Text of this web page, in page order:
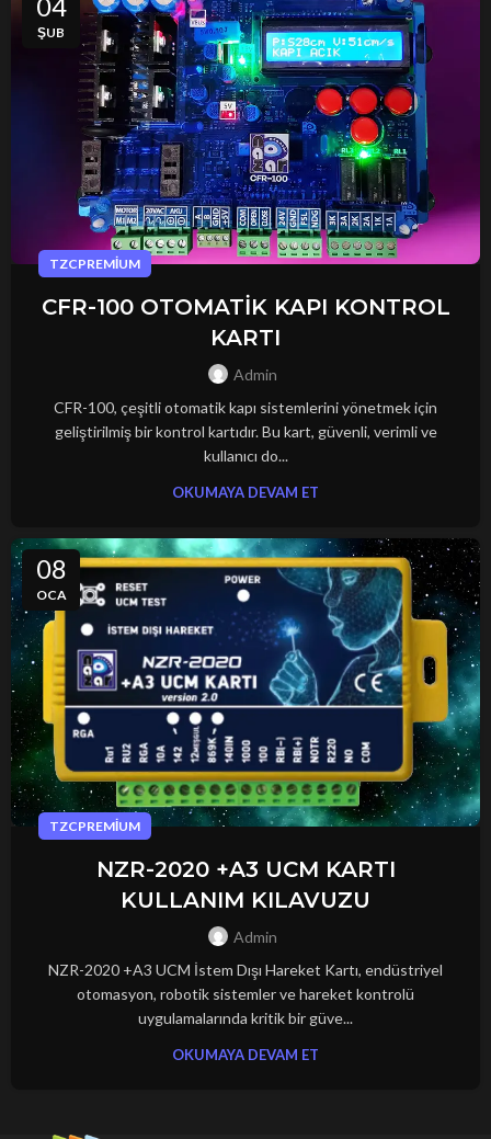
ŞUB
TZCPREMIUM
CFR-100 OTOMATİK KAPI KONTROL
KARTI
Admin
CFR-100, çeşitli otomatik kapı sistemlerini yönetmek için
geliştirilmiş bir kontrol kartıdır. Bu kart, güvenli, verimli ve
kullanıcı do...
OKUMAYA DEVAM ET
08
OCA
TZCPREMIUM
NZR-2020 +A3 UCM KARTI
KULLANIM KILAVUZU
Admin
NZR-2020 +A3 UCM İstem Dışı Hareket Kartı, endüstriyel
otomasyon, robotik sistemler ve hareket kontrolü
uygulamalarında kritik bir güve...
OKUMAYA DEVAM ET